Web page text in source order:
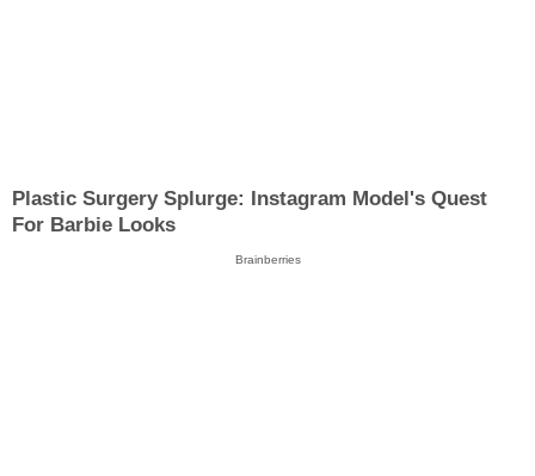
Plastic Surgery Splurge: Instagram Model's Quest
For Barbie Looks
Brainberries